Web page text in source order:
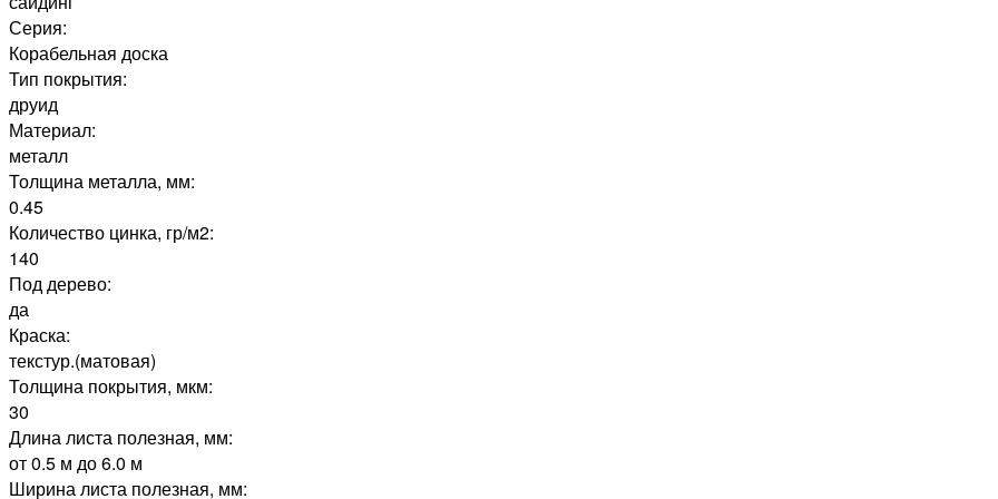
Серия:
Корабельная доска
Тип покрытия:
друид
Материал:
металл
Толщина металла, мм:
0.45
Количество цинка, гр/м2:
140
Под дерево:
да
Краска:
текстур.(матовая)
Толщина покрытия, мкм:
30
Длина листа полезная, мм:
от 0.5 м до 6.0 м
Ширина листа полезная, мм: